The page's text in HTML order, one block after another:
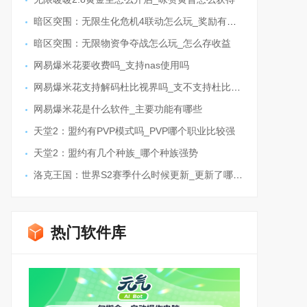
暗区突围：无限生化危机4联动怎么玩_奖励有哪些
暗区突围：无限物资争夺战怎么玩_怎么存收益
网易爆米花要收费吗_支持nas使用吗
网易爆米花支持解码杜比视界吗_支不支持杜比全景声
网易爆米花是什么软件_主要功能有哪些
天堂2：盟约有PVP模式吗_PVP哪个职业比较强
天堂2：盟约有几个种族_哪个种族强势
洛克王国：世界S2赛季什么时候更新_更新了哪些内容
热门软件库